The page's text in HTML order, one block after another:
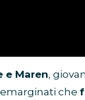
e Maren,
che